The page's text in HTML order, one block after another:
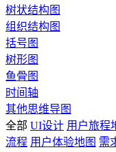
树状结构图
组织结构图
括号图
树形图
鱼骨图
时间轴
其他思维导图
全部 UI设计 用户旅程
流程 用户体验地图 需